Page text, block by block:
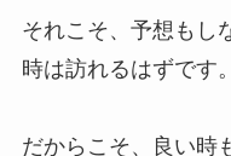
それこそ、予想もし
時は訪れるはずです。
だからこそ、良い時